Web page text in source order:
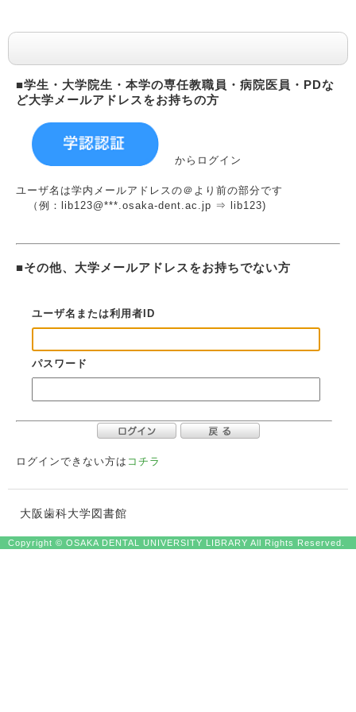
■学生・大学院生・本学の専任教職員・病院医員・PDな
ど大学メールアドレスをお持ちの方
からログイン
ユーザ名は学内メールアドレスの＠より前の部分です
（例：lib123@***.osaka-dent.ac.jp ⇒ lib123)
■その他、大学メールアドレスをお持ちでない方
ユーザ名または利用者ID
パスワード
ログインできない方は コチラ
大阪歯科大学図書館
Copyright © OSAKA DENTAL UNIVERSITY LIBRARY All Rights Reserved.